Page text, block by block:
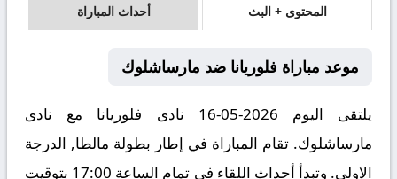
المحتوى + البث أحداث المباراة
موعد مباراة فلوريانا ضد مارساشلوك
يلتقى اليوم 2026-05-16 نادى فلوريانا مع نادى
مارساشلوك. تقام المباراة في إطار بطولة مالطا, الدرجة
الاولى. وتبدأ أحداث اللقاء في تمام الساعة 17:00 بتوقيت